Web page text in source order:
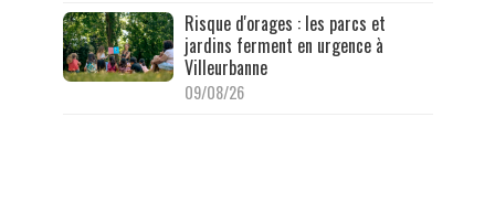
Risque d'orages : les parcs et
jardins ferment en urgence à
Villeurbanne
09/08/26